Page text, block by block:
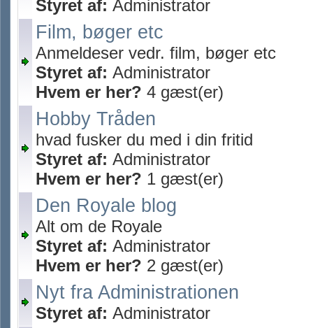
Styret af: Administrator
Film, bøger etc
Anmeldeser vedr. film, bøger etc
Styret af: Administrator
Hvem er her? 4 gæst(er)
Hobby Tråden
hvad fusker du med i din fritid
Styret af: Administrator
Hvem er her? 1 gæst(er)
Den Royale blog
Alt om de Royale
Styret af: Administrator
Hvem er her? 2 gæst(er)
Nyt fra Administrationen
Styret af: Administrator